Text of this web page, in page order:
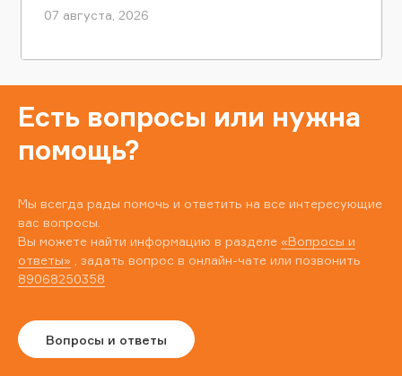
07 августа, 2026
Есть вопросы или нужна
помощь?
Мы всегда рады помочь и ответить на все интересующие
вас вопросы.
Вы можете найти информацию в разделе «Вопросы и
ответы» , задать вопрос в онлайн-чате или позвонить
89068250358
Вопросы и ответы